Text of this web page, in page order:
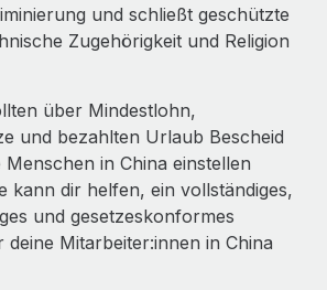
Screening
und Verfolgung von IT-
Blick Weaviate entwickelt KI-basierte
Das...
und schließt geschützte
Zugehörigkeit und Religion
über Mindestlohn,
und bezahlten Urlaub Bescheid
in China einstellen
kann dir helfen, ein vollständiges,
und gesetzeskonformes
deine Mitarbeiter:innen in China